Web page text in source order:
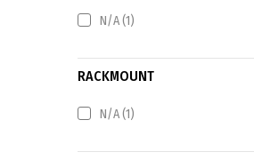
N/A(1)
RACKMOUNT
N/A(1)